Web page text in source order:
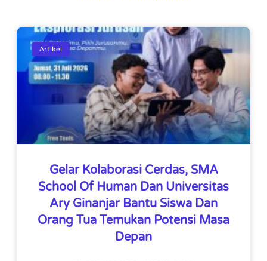
Artikel
Gelar Kolaborasi Cerdas, SMA
School Of Human Dan Universitas
Ary Ginanjar Bantu Siswa Dan
Orang Tua Temukan Potensi Masa
Depan